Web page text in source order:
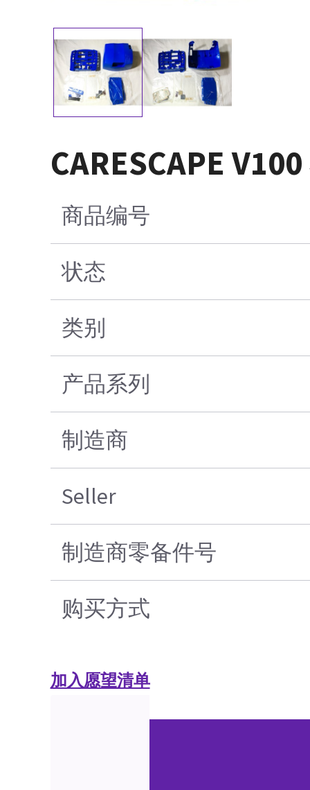
CARESCAPE
商品编号
状态
类别
产品系列
制造商
Seller
制造商零备件号
购买方式
加入愿望清单